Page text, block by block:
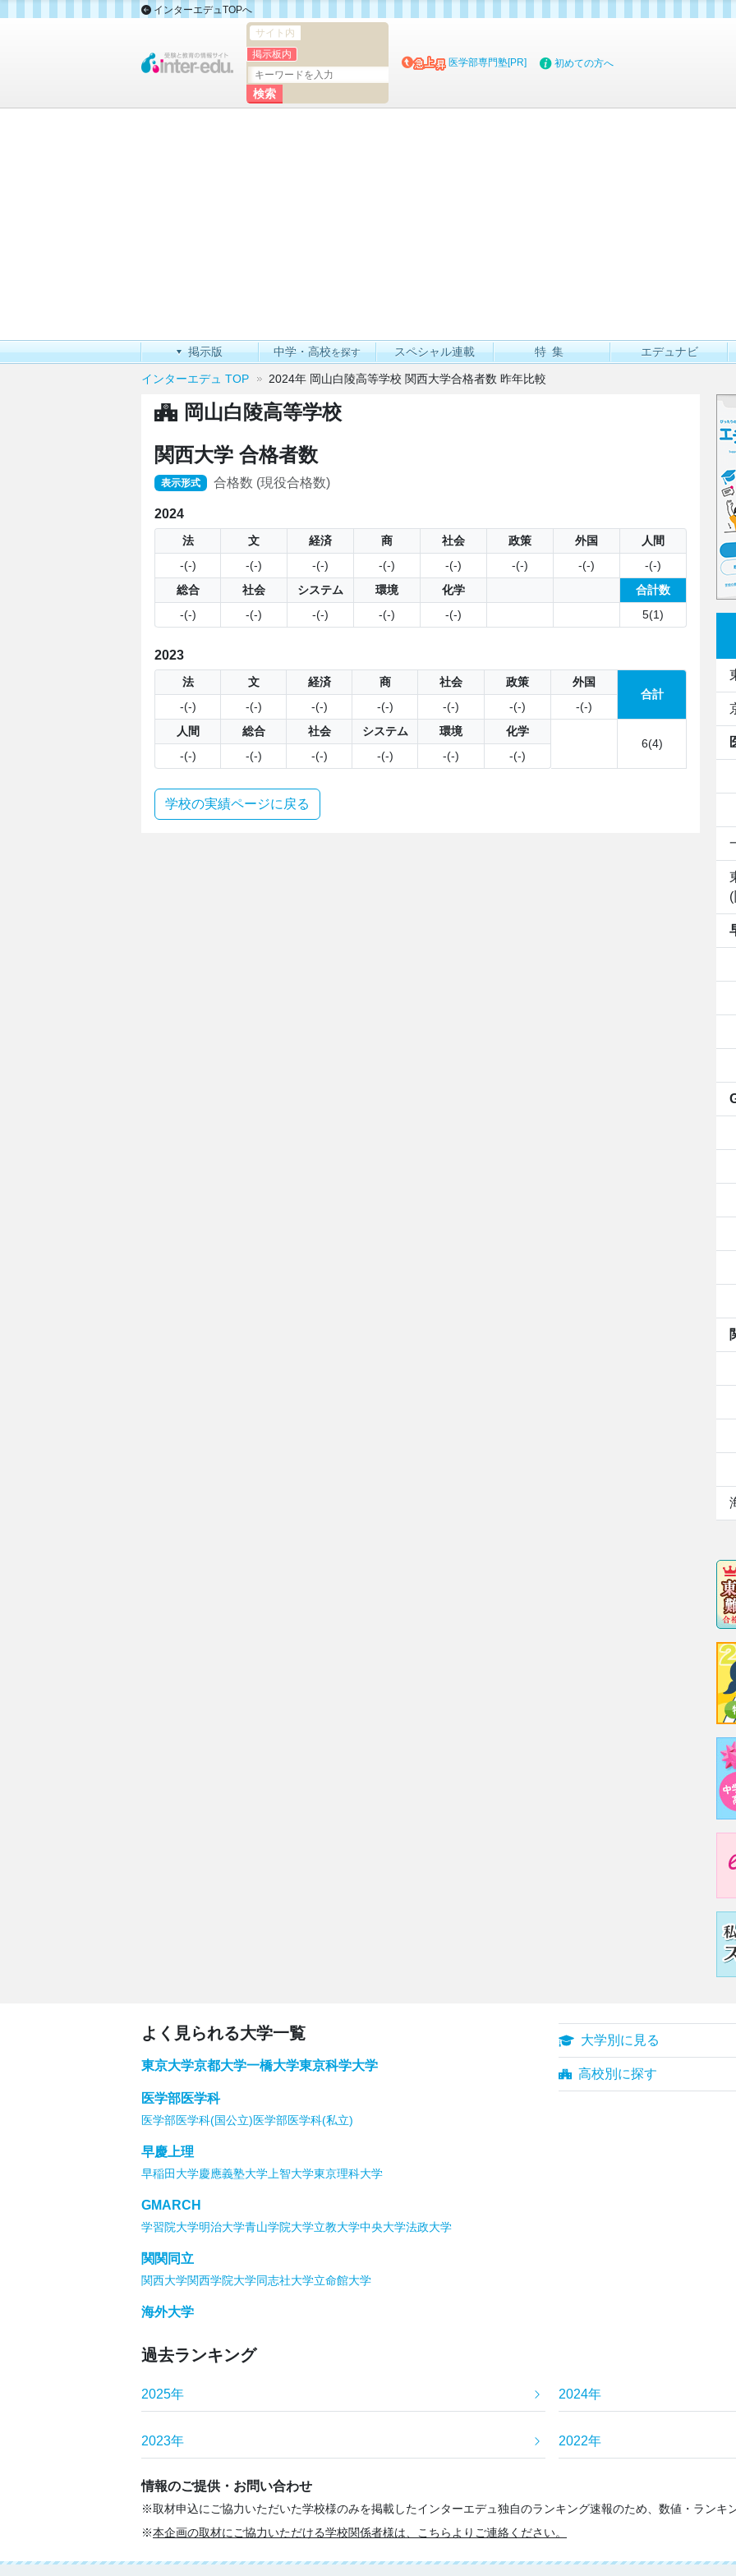
インターエデュTOPへ
サイト内
掲示板内
医学部専門塾[PR] 初めての方へ
掲示版 中学・高校を探す スペシャル連載 特集 エデュナビ
インターエデュ TOP 2024年 岡山白陵高等学校 関西大学合格者数 昨年比較
岡山白陵高等学校
関西大学 合格者数
表示形式 合格数 (現役合格数)
2024
法 文 経済 商 社会 政策 外国
人間
-(-)
-(-) -(-) -(-) -(-) -(-) -(-)
-(-)
総合
社会 システム 環境 化学
合計数
-(-)
-(-) -(-) -(-) -(-) 5(1)
2023
法 文 経済 商 社会 政策
外国
合計
-(-)
-(-) -(-) -(-) -(-) -(-)
-(-)
人間
総合 社会 システム 環境
化学
6(4)
-(-)
-(-) -(-) -(-) -(-) -(-)
学校の実績ページに戻る
よく見られる大学一覧
東京大学京都大学一橋大学東京科学大学
医学部医学科
医学部医学科(国公立)医学部医学科(私立)
早慶上理
早稲田大学慶應義塾大学 上智大学東京理科大学
GMARCH
学習院大学明治大学青山学院大学立教大学中央大学法政大学
関関同立
関西大学関西学院大学同志社大学立命館大学
海外大学
大学別に見る
高校別に探す
過去ランキング
2025年 2024年
2023年 2022年
情報のご提供・お問い合わせ
取材申込にご協力いただいた学校様のみを掲載したインターエデュ独自のランキング速報のため、数値・ランキ
本企画の取材にご協力いただける学校関係者様は、こちらよりご連絡ください。